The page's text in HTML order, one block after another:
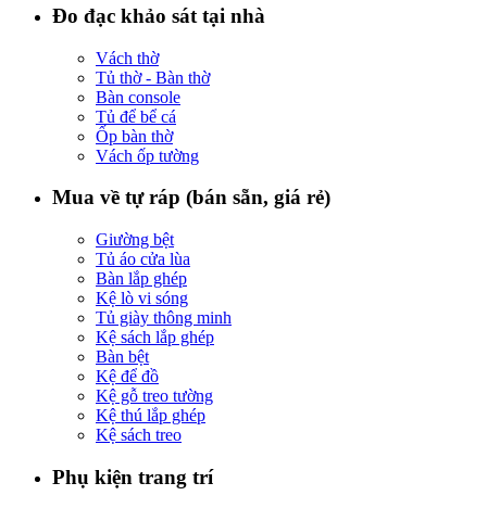
Đo đạc khảo sát tại nhà
Vách thờ
Tủ thờ - Bàn thờ
Bàn console
Tủ để bể cá
Ốp bàn thờ
Vách ốp tường
Mua về tự ráp (bán sẵn, giá rẻ)
Giường bệt
Tủ áo cửa lùa
Bàn lắp ghép
Kệ lò vi sóng
Tủ giày thông minh
Kệ sách lắp ghép
Bàn bệt
Kệ để đồ
Kệ gỗ treo tường
Kệ thú lắp ghép
Kệ sách treo
Phụ kiện trang trí